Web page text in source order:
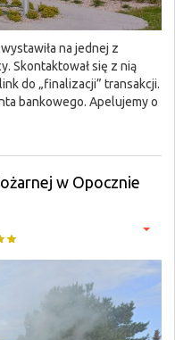
na jednej z
Skontaktował się z nią
do „finalizacji” transakcji.
bankowego. Apelujemy o
w Opocznie